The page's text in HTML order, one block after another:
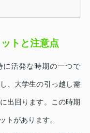
トと注意点
活発な時期の一つで
、大学生の引っ越し需
出回ります。この時期
トがあります。